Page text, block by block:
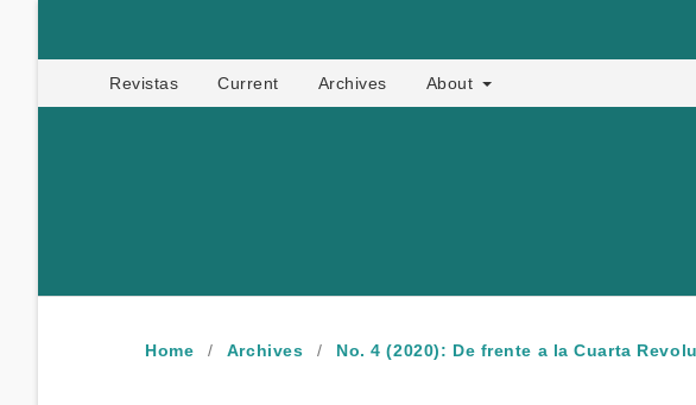
Apropia
Revistas Current Archives About
Home / Archives / No. 4 (2020): De frente a la Cuarta